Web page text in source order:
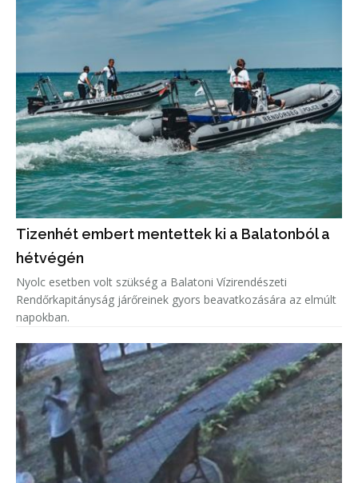
Tizenhét embert mentettek ki a Balatonból a
hétvégén
Nyolc esetben volt szükség a Balatoni Vízirendészeti
Rendőrkapitányság járőreinek gyors beavatkozására az elmúlt
napokban.